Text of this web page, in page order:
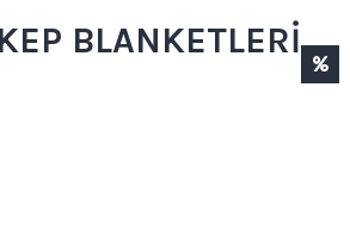
BLANKETLERI